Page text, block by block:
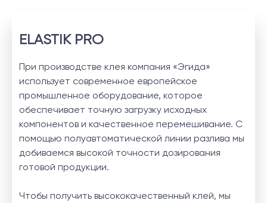
ELASTIK PRO
При производстве клея компания «Эгида»
использует современное европейское
промышленное оборудование, которое
обеспечивает точную загрузку исходных
компонентов и качественное перемешивание. С
помощью полуавтоматической линии разлива мы
добиваемся высокой точности дозирования
готовой продукции.
Чтобы получить высококачественный клей, мы